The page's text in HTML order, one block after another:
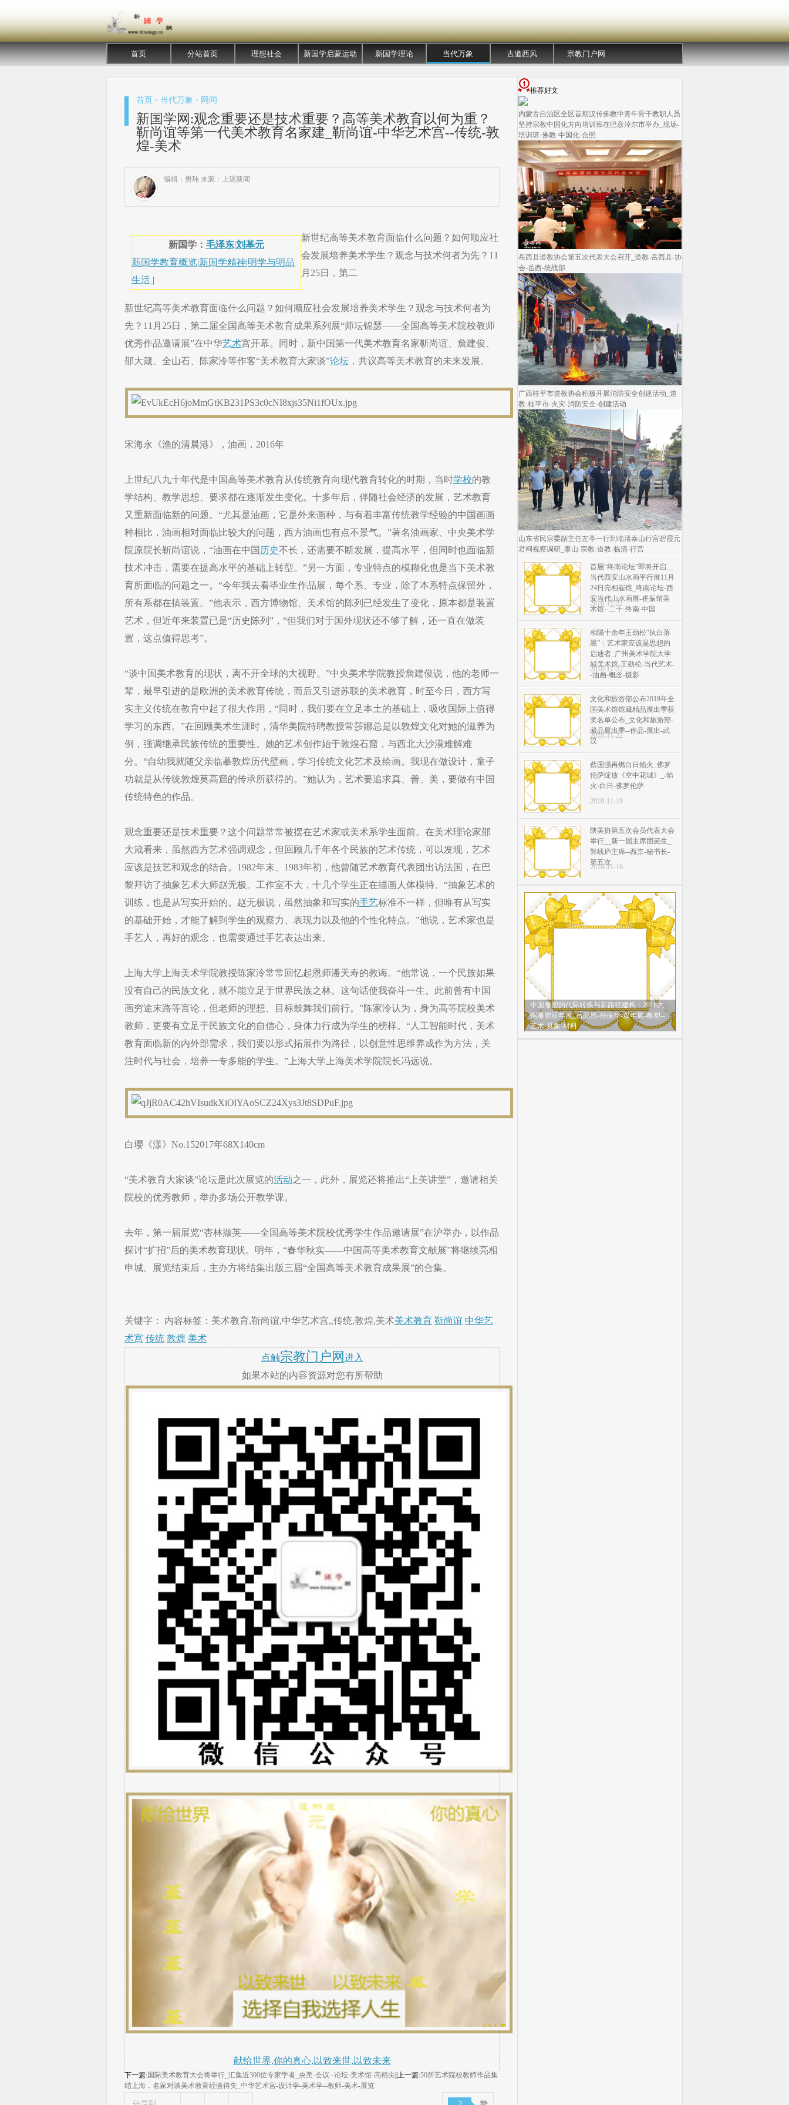
首页 分站首页 理想社会 新国学启蒙运动 新国学理论 当代万象 古道西风 宗教门户网
首页 > 当代万象 > 网闻
新国学网:观念重要还是技术重要？高等美术教育以何为重？
靳尚谊等第一代美术教育名家建_靳尚谊-中华艺术宫--传统-敦
煌-美术
编辑：樊玮 来源：上观新闻
新国学： 毛泽东|刘基元
新国学教育概览|新国学精神|明学与明品
生活 |
新世纪高等美术教育面临什么问题？如何顺应社
会发展培养美术学生？观念与技术何者为先？11
月25日，第二
新世纪高等美术教育面临什么问题？如何顺应社会发展培养美术学生？观念与技术何者为
先？11月25日，第二届全国高等美术教育成果系列展“师坛锦瑟——全国高等美术院校教师
优秀作品邀请展”在中华艺术宫开幕。同时，新中国第一代美术教育名家靳尚谊、詹建俊、
邵大箴、全山石、陈家泠等作客“美术教育大家谈”论坛 ，共议高等美术教育的未来发展。
宋海永《渔的清晨港》，油画，2016年
上世纪八九十年代是中国高等美术教育从传统教育向现代教育转化的时期，当时学校的教
学结构、教学思想、要求都在逐渐发生变化。十多年后，伴随社会经济的发展，艺术教育
又重新面临新的问题。“尤其是油画，它是外来画种，与有着丰富传统教学经验的中国画画
种相比，油画相对面临比较大的问题，西方油画也有点不景气。”著名油画家、中央美术学
院原院长靳尚谊说，“油画在中国 历史不长，还需要不断发展，提高水平，但同时也面临新
技术冲击，需要在提高水平的基础上转型。”另一方面，专业特点的模糊化也是当下美术教
育所面临的问题之一。“今年我去看毕业生作品展，每个系、专业，除了本系特点保留外，
所有系都在搞装置。”他表示，西方博物馆、美术馆的陈列已经发生了变化，原本都是装置
艺术，但近年来装置已是“历史陈列”，“但我们对于国外现状还不够了解，还一直在做装
置，这点值得思考”。
“谈中国美术教育的现状，离不开全球的大视野。”中央美术学院教授詹建俊说，他的老师一
辈，最早引进的是欧洲的美术教育传统，而后又引进苏联的美术教育，时至今日，西方写
实主义传统在教育中起了很大作用，“同时，我们要在立足本土的基础上，吸收国际上值得
学习的东西。”在回顾美术生涯时，清华美院特聘教授常莎娜总是以敦煌文化对她的滋养为
例，强调继承民族传统的重要性。她的艺术创作始于敦煌石窟，与西北大沙漠难解难
分。“自幼我就随父亲临摹敦煌历代壁画，学习传统文化艺术及绘画。我现在做设计，童子
功就是从传统敦煌莫高窟的传承所获得的。”她认为，艺术要追求真、善、美，要做有中国
传统特色的作品。
观念重要还是技术重要？这个问题常常被摆在艺术家或美术系学生面前。在美术理论家邵
大箴看来，虽然西方艺术强调观念，但回顾几千年各个民族的艺术传统，可以发现，艺术
应该是技艺和观念的结合。1982年末、1983年初，他曾随艺术教育代表团出访法国，在巴
黎拜访了抽象艺术大师赵无极。工作室不大，十几个学生正在描画人体模特。“抽象艺术的
训练，也是从写实开始的。赵无极说，虽然抽象和写实的手艺标准不一样，但唯有从写实
的基础开始，才能了解到学生的观察力、表现力以及他的个性化特点。”他说，艺术家也是
手艺人，再好的观念，也需要通过手艺表达出来。
上海大学上海美术学院教授陈家泠常常回忆起恩师潘天寿的教诲。“他常说，一个民族如果
没有自己的民族文化，就不能立足于世界民族之林。这句话使我奋斗一生。此前曾有中国
画穷途末路等言论，但老师的理想、目标鼓舞我们前行。”陈家泠认为，身为高等院校美术
教师，更要有立足于民族文化的自信心，身体力行成为学生的榜样。“人工智能时代，美术
教育面临新的内外部需求，我们要以形式拓展作为路径，以创意性思维养成作为方法，关
注时代与社会，培养一专多能的学生。”上海大学上海美术学院院长冯远说。
白璎《漾》No.152017年68Χ140cm
​“美术教育大家谈”论坛是此次展览的活动之一，此外，展览还将推出“上美讲堂”，邀请相关
院校的优秀教师，举办多场公开教学课。
去年，第一届展览“杏林撷英——全国高等美术院校优秀学生作品邀请展”在沪举办，以作品
探讨“扩招”后的美术教育现状。明年，“春华秋实——中国高等美术教育文献展”将继续亮相
申城。展览结束后，主办方将结集出版三届“全国高等美术教育成果展”的合集。
关键字： 内容标签：美术教育,靳尚谊,中华艺术宫,,传统,敦煌,美术美术教育 靳尚谊 中华艺
术宫 传统 敦煌 美术
点触宗教门户网 进入
如果本站的内容资源对您有所帮助
献给世界,你的真心,以致来世,以致未来
下一篇:国际美术教育大会将举行_汇集近300位专家学者_央美-会议--论坛-美术馆-高精尖 ||上一篇:50所艺术院校教师作品集
结上海，名家对谈美术教育经验得失_中华艺术宫-设计学-美术学--教师-美术-展览
推荐好文
内蒙古自治区全区首期汉传佛教中青年骨干教职人员
坚持宗教中国化方向培训班在巴彦淖尔市举办_现场-
培训班-佛教-中国化-合照
岳西县道教协会第五次代表大会召开_道教-岳西县-协
会-岳西-统战部
广西桂平市道教协会积极开展消防安全创建活动_道
教-桂平市-火灾-消防安全-创建活动
山东省民宗委副主任左亭一行到临清泰山行宫碧霞元
君祠视察调研_泰山-宗教-道教-临清-行宫
首届“终南论坛”即将开启__
当代西安山水画平行展11月
24日亮相崔馆_终南论坛-西
安当代山水画展-崔振馆美
术馆--二十-终南-中国
2018-11-22
相隔十余年王劲松“执白落
黑”：艺术家应该是思想的
启迪者_广州美术学院大学
城美术馆-王劲松-当代艺术-
-油画-概念-摄影
2018-11-22
文化和旅游部公布2018年全
国美术馆馆藏精品展出季获
奖名单公布_文化和旅游部-
藏品展出季--作品-展出-武
汉
2018-11-22
蔡国强再燃白日焰火_佛罗
伦萨绽放《空中花城》_-焰
火-白日-佛罗伦萨
2018-11-19
陕美协第五次会员代表大会
举行__新一届主席团诞生_
郭线庐主席--西京-秘书长-
第五次
2018-11-16
中国雕塑的代际转换与新路径建构：2018大
铜雕塑双年展_吕品昌-孙振华-双年展-雕塑--
艺术-具象-材料